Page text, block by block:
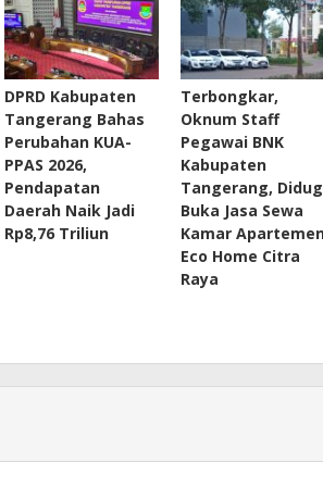
DPRD Kabupaten
Tangerang Bahas
Perubahan KUA-
PPAS 2026,
Pendapatan
Daerah Naik Jadi
Rp8,76 Triliun
Terbongkar,
Oknum Staff
Pegawai BNK
Kabupaten
Tangerang,
Buka Jasa Sewa
Kamar
Eco Home Citra
Raya